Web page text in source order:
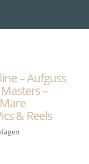
– Aufguss
–
& Reels